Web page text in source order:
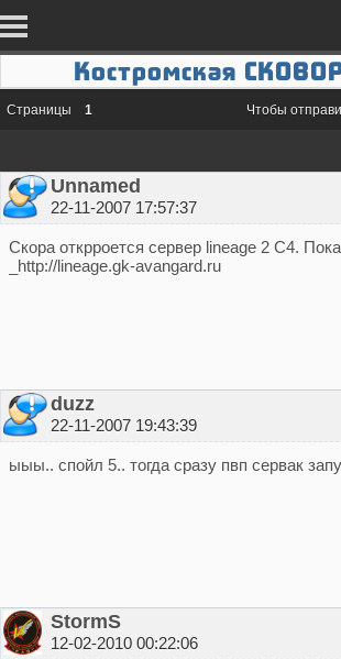
Костромская
Страницы 1
Unnamed
22-11-2007 17:57:37
Скора открроется сервер lineage 2 C4.
_http://lineage.gk-avangard.ru
duzz
22-11-2007 19:43:39
ыыы.. спойл 5.. тогда сразу пвп сервак
StormS
12-02-2010 00:22:06